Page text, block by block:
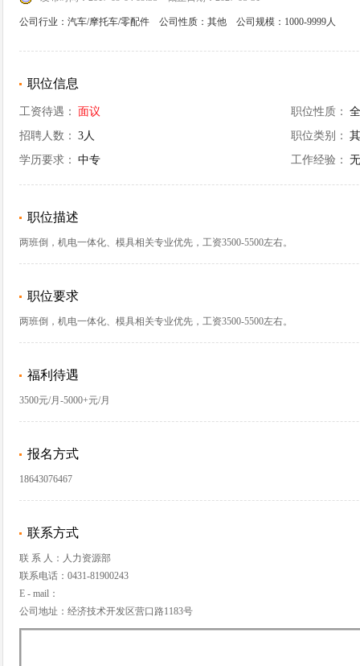
公司行业：汽车/摩托车/零配件 公司性质：其他 公司规模：1000-9999人
职位信息
工资待遇： 面议 职位性质：
招聘人数： 3人 职位类别：
学历要求： 中专 工作经验：
职位描述
两班倒，机电一体化、模具相关专业优先，工资3500-5500左右。
职位要求
两班倒，机电一体化、模具相关专业优先，工资3500-5500左右。
福利待遇
3500元/月-5000+元/月
报名方式
18643076467
联系方式
联 系 人：人力资源部
联系电话：0431-81900243
E - mail：
公司地址：经济技术开发区营口路1183号